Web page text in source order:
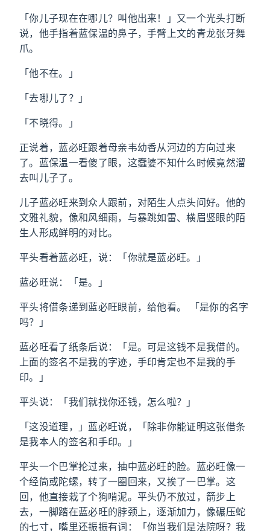
「你儿子现在在哪儿？叫他出来！」又一个光头打断
说，他手指着蓝保温的鼻子，手臂上文的青龙张牙舞
爪。
「他不在。」
「去哪儿了？」
「不晓得。」
正说着，蓝必旺跟着母亲韦幼香从河边的方向过来
了。蓝保温一看傻了眼，这蠢婆不知什么时候竟然溜
去叫儿子了。
儿子蓝必旺来到众人跟前，对陌生人点头问好。他的
文雅礼貌，像和风细雨，与暴跳如雷、横眉竖眼的陌
生人形成鲜明的对比。
平头看着蓝必旺，说：「你就是蓝必旺。」
蓝必旺说：「是。」
平头将借条递到蓝必旺眼前，给他看。 「是你的名字
吗？」
蓝必旺看了纸条后说：「是。可是这钱不是我借的。
上面的签名不是我的字迹，手印肯定也不是我的手
印。」
平头说：「我们就找你还钱，怎么啦？」
「这没道理，」蓝必旺说，「除非你能证明这张借条
是我本人的签名和手印。」
平头一个巴掌抡过来，抽中蓝必旺的脸。蓝必旺像一
个经筒或陀螺，转了一圈回来，又挨了一巴掌。这
回，他直接栽了个狗啃泥。平头仍不放过，箭步上
去，一脚踏在蓝必旺的脖颈上，逐渐加力，像碾压蛇
的七寸，嘴里还振振有词：「你当我们是法院呀？我